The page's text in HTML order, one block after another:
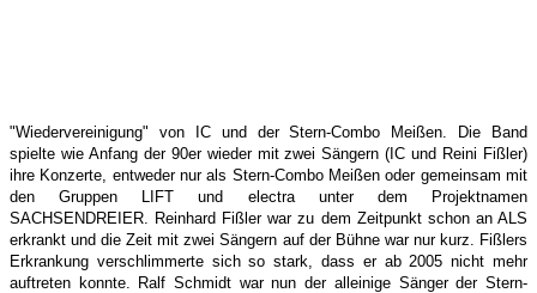
"Wiedervereinigung" von IC und der Stern-Combo Meißen. Die Band
spielte wie Anfang der 90er wieder mit zwei Sängern (IC und Reini Fißler)
ihre Konzerte, entweder nur als Stern-Combo Meißen oder gemeinsam mit
den Gruppen LIFT und electra unter dem Projektnamen
SACHSENDREIER. Reinhard Fißler war zu dem Zeitpunkt schon an ALS
erkrankt und die Zeit mit zwei Sängern auf der Bühne war nur kurz. Fißlers
Erkrankung verschlimmerte sich so stark, dass er ab 2005 nicht mehr
auftreten konnte. Ralf Schmidt war nun der alleinige Sänger der Stern-